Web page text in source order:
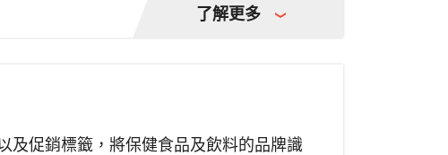
了解更多
及促銷標籤，將保健食品及飲料的品牌識